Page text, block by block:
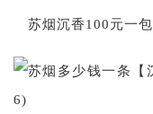
苏烟沉香100元一包